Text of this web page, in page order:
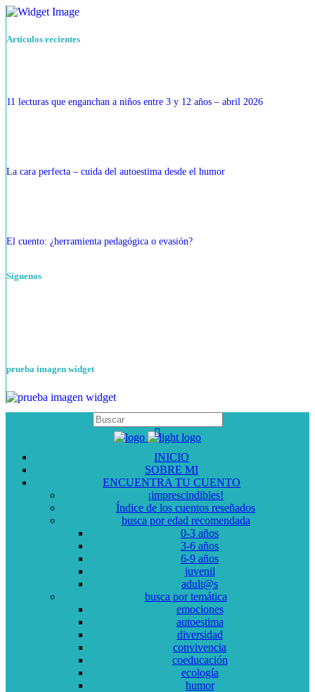
Artículos recientes
11 lecturas que enganchan a niños entre 3 y 12 años – abril 2026
La cara perfecta – cuida del autoestima desde el humor
El cuento: ¿herramienta pedagógica o evasión?
Siguenos
prueba imagen widget
INICIO
SOBRE MI
ENCUENTRA TU CUENTO
¡imprescindibles!
Índice de los cuentos reseñados
busca por edad recomendada
0-3 años
3-6 años
6-9 años
juvenil
adult@s
busca por temática
emociones
autoestima
diversidad
convivencia
coeducación
ecología
humor